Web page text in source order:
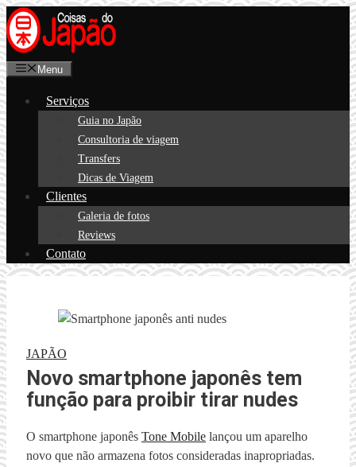
Pular
para
o
conteúdoMenu
Serviços
Guia no Japão
Consultoria de viagem
Transfers
Dicas de Viagem
Clientes
Galeria de fotos
Reviews
Contato
JAPÃO
Novo smartphone japonês tem
função para proibir tirar nudes
O smartphone japonês Tone Mobile lançou um aparelho
novo que não armazena fotos consideradas inapropriadas.